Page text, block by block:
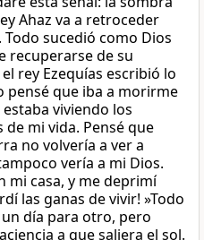
Ahaz va a retroceder
Todo sucedió como Dios
recuperarse de su
rey Ezequías escribió lo
pensé que iba a morirme
viviendo los
de mi vida. Pensé que
no volvería a ver a
vería a mi Dios.
mi casa, y me deprimí
las ganas de vivir! »Todo
día para otro, pero
a que saliera el sol.